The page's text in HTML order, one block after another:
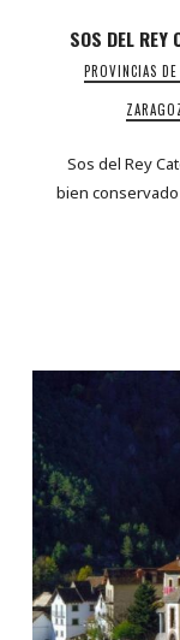
SOS DEL REY
PROVINCIAS
Sos del Rey
bien